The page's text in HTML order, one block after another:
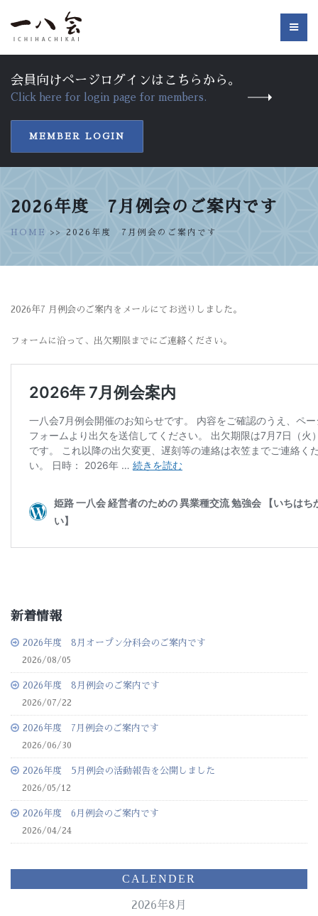
会員向けページログインはこちらから。
Click here for login page for members.
MEMBER LOGIN
2026年度 7月例会のご案内です
HOME >> 2026年度 7月例会のご案内です
2026年7 月例会のご案内をメールにてお送りしました。
フォームに沿って、出欠期限までにご連絡ください。
新着情報
2026年度 8月オープン分科会のご案内です
2026/08/05
2026年度 8月例会のご案内です
2026/07/22
2026年度 7月例会のご案内です
2026/06/30
2026年度 5月例会の活動報告を公開しました
2026/05/12
2026年度 6月例会のご案内です
2026/04/24
CALENDER
2026年8月